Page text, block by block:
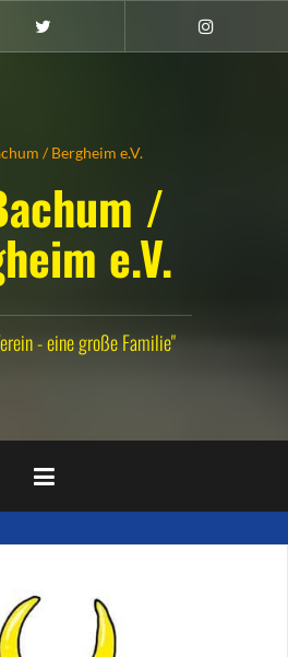
Instagram
(Damen)
/
e.V.
- eine große Familie"